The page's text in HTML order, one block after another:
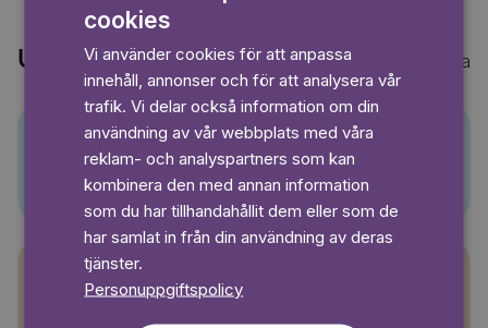
Upptäck också Visa alla
Sagasagor
cookies
Vi använder cookies för att anpassa
innehåll, annonser och för att analysera vår
trafik. Vi delar också information om din
användning av vår webbplats med våra
reklam- och analyspartners som kan
kombinera den med annan information
som du har tillhandahållit dem eller som de
har samlat in från din användning av deras
tjänster.
Personuppgiftspolicy